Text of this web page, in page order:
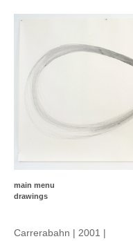
main menu
drawings
Carrerabahn | 2001 |